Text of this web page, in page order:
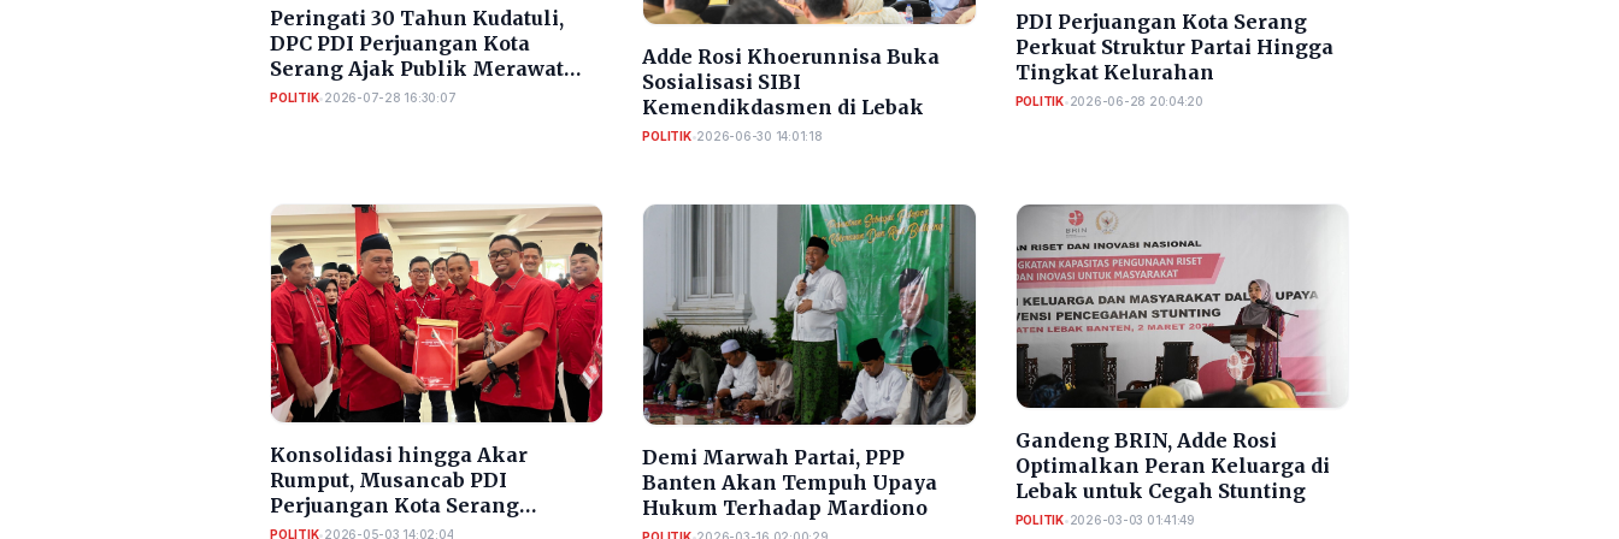
Peringati 30 Tahun Kudatuli,
DPC PDI Perjuangan Kota
Serang Ajak Publik Merawat
Ingatan Demokrasi
POLITIK•2026-07-28 16:30:07
Adde Rosi Khoerunnisa Buka
Sosialisasi SIBI
Kemendikdasmen di Lebak
POLITIK•2026-06-30 14:01:18
PDI Perjuangan Kota Serang
Perkuat Struktur Partai Hingga
Tingkat Kelurahan
POLITIK•2026-06-28 20:04:20
Konsolidasi hingga Akar
Rumput, Musancab PDI
Perjuangan Kota Serang
Tegaskan Target Menang 2029
POLITIK•2026-05-03 14:02:04
Demi Marwah Partai, PPP
Banten Akan Tempuh Upaya
Hukum Terhadap Mardiono
Gandeng BRIN, Adde Rosi
Optimalkan Peran Keluarga di
Lebak untuk Cegah Stunting
POLITIK•2026-03-03 01:41:49